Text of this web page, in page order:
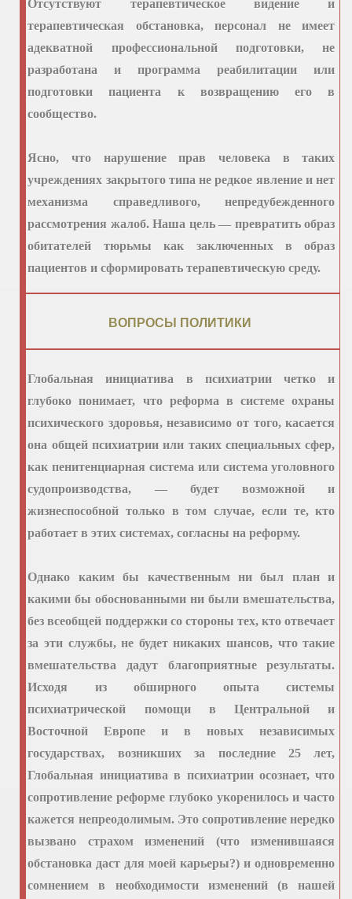
Отсутствуют терапевтическое видение и
терапевтическая обстановка, персонал не имеет
адекватной профессиональной подготовки, не
разработана и программа реабилитации или
подготовки пациента к возвращению его в
сообщество.
Ясно, что нарушение прав человека в таких
учреждениях закрытого типа не редкое явление и нет
механизма справедливого, непредубежденного
рассмотрения жалоб. Наша цель — превратить образ
обитателей тюрьмы как заключенных в образ
пациентов и сформировать терапевтическую среду.
ВОПРОСЫ ПОЛИТИКИ
Глобальная инициатива в психиатрии четко и
глубоко понимает, что реформа в системе охраны
психического здоровья, независимо от того, касается
она общей психиатрии или таких специальных сфер,
как пенитенциарная система или система уголовного
судопроизводства, — будет возможной и
жизнеспособной только в том случае, если те, кто
работает в этих системах, согласны на реформу.
Однако каким бы качественным ни был план и
какими бы обоснованными ни были вмешательства,
без всеобщей поддержки со стороны тех, кто отвечает
за эти службы, не будет никаких шансов, что такие
вмешательства дадут благоприятные результаты.
Исходя из обширного опыта системы
психиатрической помощи в Центральной и
Восточной Европе и в новых независимых
государствах, возникших за последние 25 лет,
Глобальная инициатива в психиатрии осознает, что
сопротивление реформе глубоко укоренилось и часто
кажется непреодолимым. Это сопротивление нередко
вызвано страхом изменений (что изменившаяся
обстановка даст для моей карьеры?) и одновременно
сомнением в необходимости изменений (в нашей